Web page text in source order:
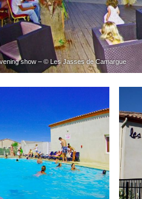
show – © Les Jasses de Camargue